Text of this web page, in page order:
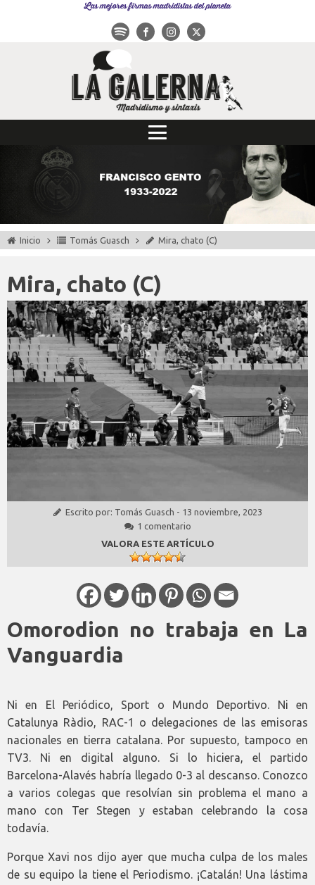
Las mejores firmas madridistas del planeta
Inicio Tomás Guasch Mira, chato (C)
Mira, chato (C)
Escrito por: Tomás Guasch - 13 noviembre, 2023
1 comentario
VALORA ESTE ARTÍCULO
Omorodion no trabaja en La
Vanguardia
Ni en El Periódico, Sport o Mundo Deportivo. Ni en
Catalunya Ràdio, RAC-1 o delegaciones de las emisoras
nacionales en tierra catalana. Por supuesto, tampoco en
TV3. Ni en digital alguno. Si lo hiciera, el partido
Barcelona-Alavés habría llegado 0-3 al descanso. Conozco
a varios colegas que resolvían sin problema el mano a
mano con Ter Stegen y estaban celebrando la cosa
todavía.
Porque Xavi nos dijo ayer que mucha culpa de los males
de su equipo la tiene el Periodismo. ¡Catalán! Una lástima